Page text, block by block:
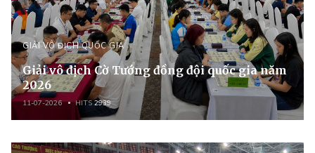
GIẢI VÔ ĐỊCH QUỐC GIA
Giải vô địch Cờ Tướng đồng đội quốc gia năm
2026
11-07-2026 HITS2939